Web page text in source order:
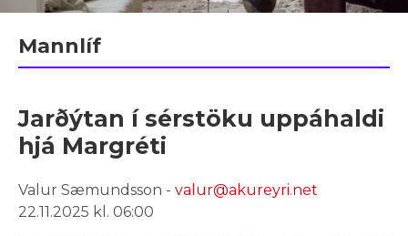
Mannlíf
Jarðýtan í sérstöku uppáhaldi
hjá Margréti
Valur Sæmundsson - valur@akureyri.net
22.11.2025 kl. 06:00